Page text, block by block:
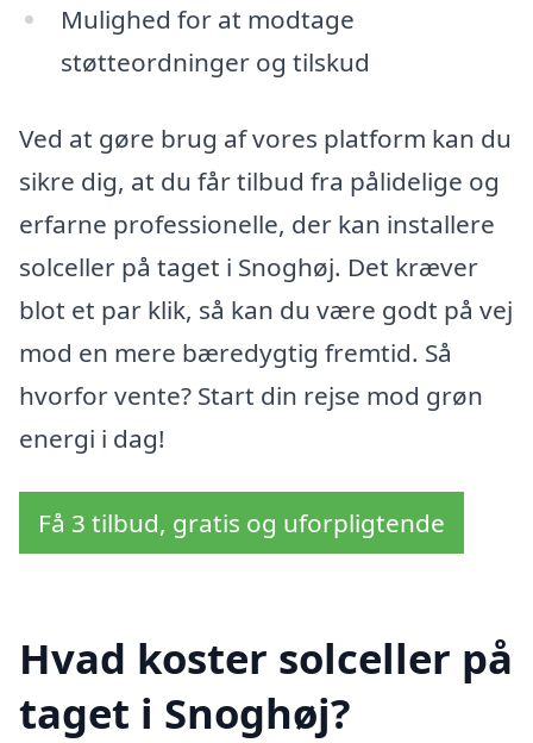
Mulighed for at modtage
støtteordninger og tilskud
Ved at gøre brug af vores platform kan du
sikre dig, at du får tilbud fra pålidelige og
erfarne professionelle, der kan installere
solceller på taget i Snoghøj. Det kræver
blot et par klik, så kan du være godt på vej
mod en mere bæredygtig fremtid. Så
hvorfor vente? Start din rejse mod grøn
energi i dag!
Få 3 tilbud, gratis og uforpligtende
Hvad koster solceller på
taget i Snoghøj?